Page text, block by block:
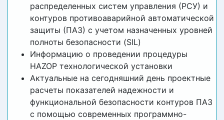
распределенных систем управления (РСУ) и
контуров противоаварийной автоматической
защиты (ПАЗ) с учетом назначенных уровней
полноты безопасности (SIL)
Информацию о проведении процедуры
HAZOP технологической установки
Актуальные на сегодняшний день проектные
расчеты показателей надежности и
функциональной безопасности контуров ПАЗ
с помощью современных программно-